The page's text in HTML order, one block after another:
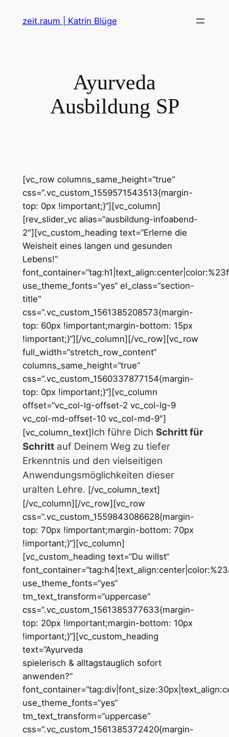
Inhaltzeit.raum | Katrin Blüge
Ayurveda
Ausbildung SP
[vc_row columns_same_height=“true“
css=“.vc_custom_1559571543513{margin-
top: 0px !important;}“][vc_column]
[rev_slider_vc alias=“ausbildung-infoabend-
2″][vc_custom_heading text=“Erlerne die
Weisheit eines langen und gesunden
Lebens!“
use_theme_fonts=“yes“ el_class=“section-
title“
css=“.vc_custom_1561385208573{margin-
top: 60px !important;margin-bottom: 15px
!important;}“][/vc_column][/vc_row][vc_row
full_width=“stretch_row_content“
columns_same_height=“true“
css=“.vc_custom_1560337877154{margin-
top: 0px !important;}“][vc_column
offset=“vc_col-lg-offset-2 vc_col-lg-9
vc_col-md-offset-10 vc_col-md-9″]
[vc_column_text]Ich führe Dich Schritt für
Schrittauf Deinem Weg zu tiefer
Erkenntnis und den vielseitigen
Anwendungsmöglichkeiten dieser
uralten Lehre. [/vc_column_text]
[/vc_column][/vc_row][vc_row
css=“.vc_custom_1559843086628{margin-
top: 70px !important;margin-bottom: 70px
!important;}“][vc_column]
[vc_custom_heading text=“Du willst“
use_theme_fonts=“yes“
tm_text_transform=“uppercase“
css=“.vc_custom_1561385377633{margin-
top: 20px !important;margin-bottom: 10px
!important;}“][vc_custom_heading
text=“Ayurveda
spielerisch & alltagstauglich sofort
anwenden?“
use_theme_fonts=“yes“
tm_text_transform=“uppercase“
css=“.vc_custom_1561385372420{margin-